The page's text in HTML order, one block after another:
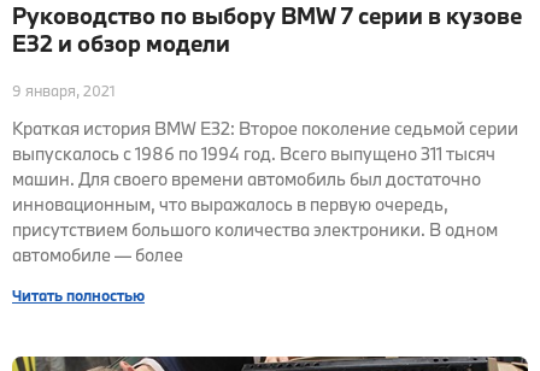
Руководство по выбору BMW 7 серии в кузове
E32 и обзор модели
9 января, 2021
Краткая история BMW E32: Второе поколение седьмой серии
выпускалось с 1986 по 1994 год. Всего выпущено 311 тысяч
машин. Для своего времени автомобиль был достаточно
инновационным, что выражалось в первую очередь,
присутствием большого количества электроники. В одном
автомобиле — более
Читать полностью